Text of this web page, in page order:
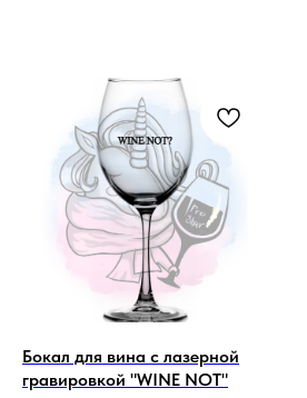
Бокал для вина с лазерной
гравировкой "WINE NOT"